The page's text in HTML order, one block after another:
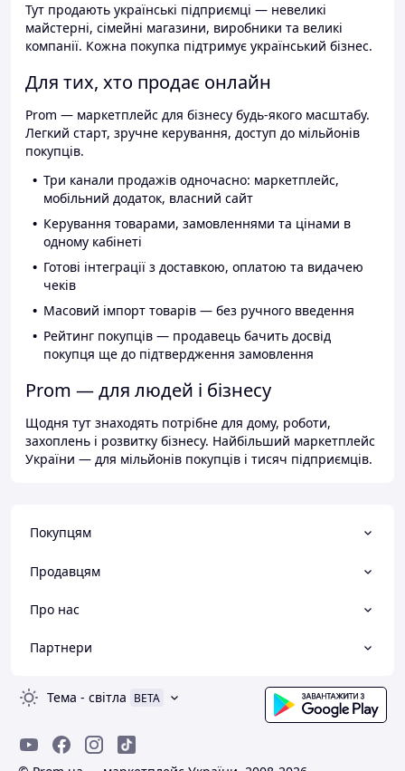
Тут продають українські підприємці — невеликі
майстерні, сімейні магазини, виробники та великі
компанії. Кожна покупка підтримує український бізнес.
Для тих, хто продає онлайн
Prom — маркетплейс для бізнесу будь-якого масштабу.
Легкий старт, зручне керування, доступ до мільйонів
покупців.
Три канали продажів одночасно: маркетплейс,
мобільний додаток, власний сайт
Керування товарами, замовленнями та цінами в
одному кабінеті
Готові інтеграції з доставкою, оплатою та видачею
чеків
Масовий імпорт товарів — без ручного введення
Рейтинг покупців — продавець бачить досвід
покупця ще до підтвердження замовлення
Prom — для людей і бізнесу
Щодня тут знаходять потрібне для дому, роботи,
захоплень і розвитку бізнесу. Найбільший маркетплейс
України — для мільйонів покупців і тисяч підприємців.
Покупцям
Продавцям
Про нас
Партнери
Тема - світла BETA